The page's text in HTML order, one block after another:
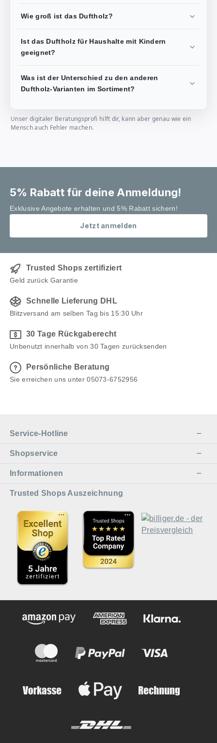
Wie groß ist das Duftholz?
Ist das Duftholz für Haushalte mit Kindern
geeignet?
Was ist der Unterschied zu den anderen
Duftholz-Varianten im Sortiment?
Unser digitaler Beratungsprofi hilft dir, kann aber genau wie ein
Mensch auch Fehler machen.
5% Rabatt für deine Anmeldung!
Exklusive Angebote erhalten und 5% Rabatt sichern!
Jetzt anmelden
Trusted Shops zertifiziert
Geld zurück Garantie
Schnelle Lieferung DHL
Blitzversand am selben Tag bis 15:30 Uhr
30 Tage Rückgaberecht
Unbenutzt innerhalb von 30 Tagen zurücksenden
Persönliche Beratung
Sie erreichen uns unter 05073-6752956
Service-Hotline
Shopservice
Informationen
Trusted Shops Auszeichnung